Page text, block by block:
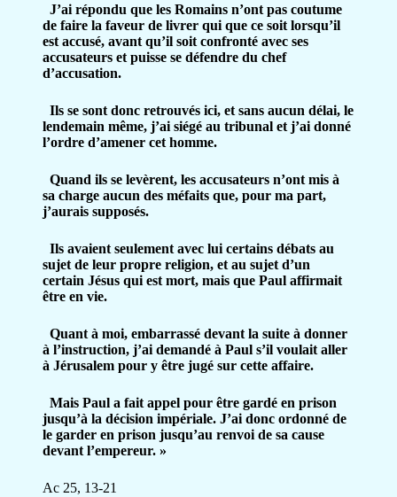
J’ai répondu que les Romains n’ont pas coutume
de faire la faveur de livrer qui que ce soit lorsqu’il
est accusé, avant qu’il soit confronté avec ses
accusateurs et puisse se défendre du chef
d’accusation.
Ils se sont donc retrouvés ici, et sans aucun délai, le
lendemain même, j’ai siégé au tribunal et j’ai donné
l’ordre d’amener cet homme.
Quand ils se levèrent, les accusateurs n’ont mis à
sa charge aucun des méfaits que, pour ma part,
j’aurais supposés.
Ils avaient seulement avec lui certains débats au
sujet de leur propre religion, et au sujet d’un
certain Jésus qui est mort, mais que Paul affirmait
être en vie.
Quant à moi, embarrassé devant la suite à donner
à l’instruction, j’ai demandé à Paul s’il voulait aller
à Jérusalem pour y être jugé sur cette affaire.
Mais Paul a fait appel pour être gardé en prison
jusqu’à la décision impériale. J’ai donc ordonné de
le garder en prison jusqu’au renvoi de sa cause
devant l’empereur. »
Ac 25, 13-21